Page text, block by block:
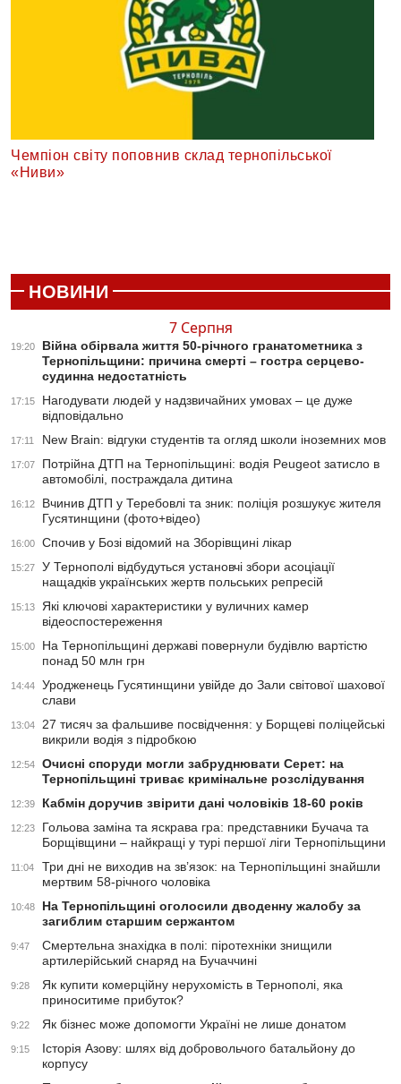
Чемпіон світу поповнив склад тернопільської
«Ниви»
НОВИНИ
7 Серпня
19:20
Війна обірвала життя 50-річного гранатометника з
Тернопільщини: причина смерті – гостра серцево-
судинна недостатність
17:15
Нагодувати людей у надзвичайних умовах – це дуже
відповідально
17:11 New Brain: відгуки студентів та огляд школи іноземних мов
17:07
Потрійна ДТП на Тернопільщині: водія Peugeot затисло в
автомобілі, постраждала дитина
16:12
Вчинив ДТП у Теребовлі та зник: поліція розшукує жителя
Гусятинщини (фото+відео)
16:00 Спочив у Бозі відомий на Зборівщині лікар
15:27
У Тернополі відбудуться установчі збори асоціації
нащадків українських жертв польських репресій
15:13
Які ключові характеристики у вуличних камер
відеоспостереження
15:00
На Тернопільщині державі повернули будівлю вартістю
понад 50 млн грн
14:44
Уродженець Гусятинщини увійде до Зали світової шахової
слави
13:04
27 тисяч за фальшиве посвідчення: у Борщеві поліцейські
викрили водія з підробкою
12:54
Очисні споруди могли забруднювати Серет: на
Тернопільщині триває кримінальне розслідування
12:39 Кабмін доручив звірити дані чоловіків 18-60 років
12:23
Гольова заміна та яскрава гра: представники Бучача та
Борщівщини – найкращі у турі першої ліги Тернопільщини
11:04
Три дні не виходив на зв’язок: на Тернопільщині знайшли
мертвим 58-річного чоловіка
10:48
На Тернопільщині оголосили дводенну жалобу за
загиблим старшим сержантом
9:47
Смертельна знахідка в полі: піротехніки знищили
артилерійський снаряд на Бучаччині
9:28
Як купити комерційну нерухомість в Тернополі, яка
приноситиме прибуток?
9:22 Як бізнес може допомогти Україні не лише донатом
9:15
Історія Азову: шлях від добровольчого батальйону до
корпусу